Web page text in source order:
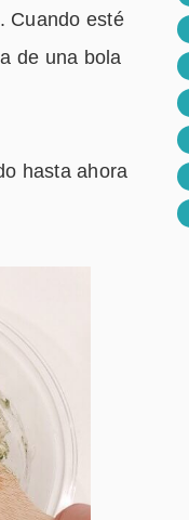
Cuando esté
de una bola
hasta ahora